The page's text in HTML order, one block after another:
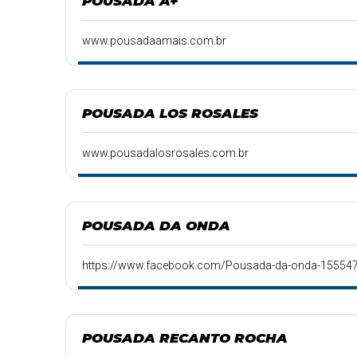
www.pousadaamais.com.br
POUSADA LOS ROSALES
www.pousadalosrosales.com.br
POUSADA DA ONDA
https://www.facebook.com/Pousada-da-onda-
POUSADA RECANTO ROCHA